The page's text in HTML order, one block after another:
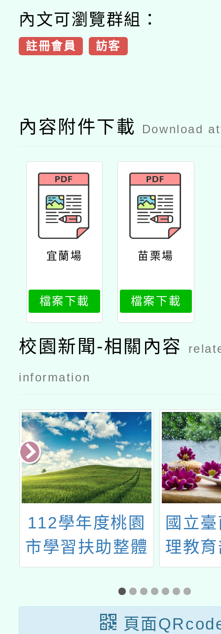
內文可瀏覽群組：
註冊會員 訪客
內容附件下載 Download
宜蘭場
檔案下載
苗栗場
檔案下載
校園新聞-相關內容
information
112學年度桃園
市學習扶助整體
行政推動計畫子
計畫十三：科技
化評量系統增能
國立
理教
學
「112
民中
頁面